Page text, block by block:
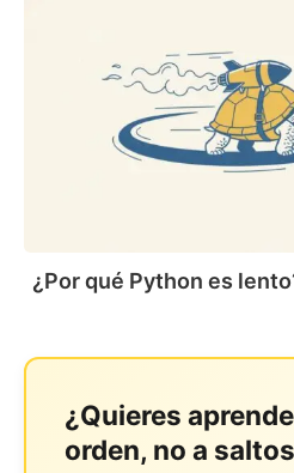
es
(y
¿Por qué Python es
¿Quieres
orden, no a